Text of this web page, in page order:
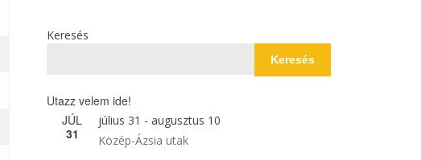
Keresés
Keresés
Utazz velem ide!
JÚL
31
július 31 - augusztus 10
Közép-Ázsia utak